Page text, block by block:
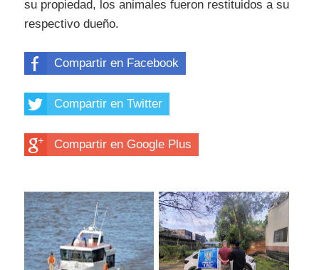
su propiedad, los animales fueron restituidos a su
respectivo dueño.
Compartir en Facebook
Compartir en Twitter
Compartir en Google Plus